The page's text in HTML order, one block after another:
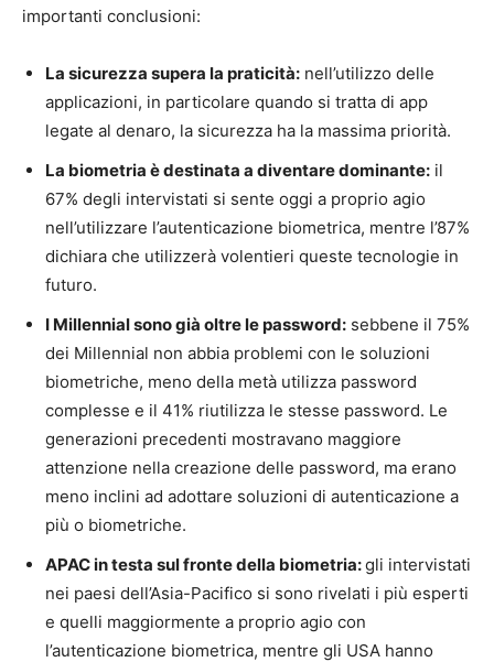
importanti conclusioni:
La sicurezza supera la praticità: nell’utilizzo delle
applicazioni, in particolare quando si tratta di app
legate al denaro, la sicurezza ha la massima priorità.
La biometria è destinata a diventare dominante: il
67% degli intervistati si sente oggi a proprio agio
nell’utilizzare l’autenticazione biometrica, mentre l’87%
dichiara che utilizzerà volentieri queste tecnologie in
futuro.
I Millennial sono già oltre le password: sebbene il 75%
dei Millennial non abbia problemi con le soluzioni
biometriche, meno della metà utilizza password
complesse e il 41% riutilizza le stesse password. Le
generazioni precedenti mostravano maggiore
attenzione nella creazione delle password, ma erano
meno inclini ad adottare soluzioni di autenticazione a
più o biometriche.
APAC in testa sul fronte della biometria:gli intervistati
nei paesi dell’Asia-Pacifico si sono rivelati i più esperti
e quelli maggiormente a proprio agio con
l’autenticazione biometrica, mentre gli USA hanno